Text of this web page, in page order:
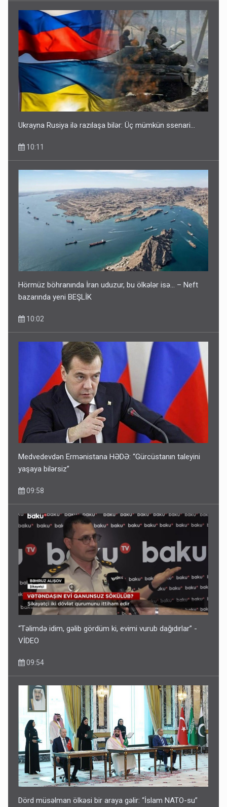
Ukrayna Rusiya ilə razılaşa bilər: Üç mümkün ssenari...
10:11
Hörmüz böhranında İran uduzur, bu ölkələr isə... – Neft
bazarında yeni BEŞLİK
10:02
Medvedevdən Ermənistana HƏDƏ: “Gürcüstanın taleyini
yaşaya bilərsiz”
09:58
“Təlimdə idim, gəlib gördüm ki, evimi vurub dağıdırlar” -
VİDEO
09:54
Dörd müsəlman ölkəsi bir araya gəlir: “İslam NATO-su”